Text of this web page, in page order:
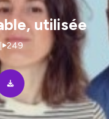
utilisée
249